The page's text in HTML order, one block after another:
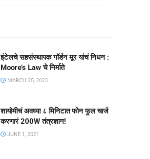
इंटेलचे सहसंस्थापक गॉर्डन मूर यांचं निधन :
Moore’s Law चे निर्माते
MARCH 25, 2023
शायोमीचं अवघ्या ८ मिनिटात फोन फुल चार्ज
करणारं 200W तंत्रज्ञान!
JUNE 1, 2021